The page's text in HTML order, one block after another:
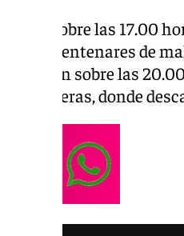
sobre las 17.00
centenares de
y llegarán sobre las
Canteras, donde